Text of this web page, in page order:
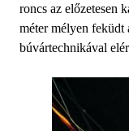
roncs az előzetesen
méter mélyen feküdt
búvártechnikával